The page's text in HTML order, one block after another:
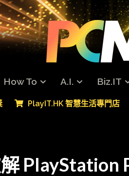
How To A.I. Biz.IT
PlayIT.HK 智慧生活專門店
PlayStation